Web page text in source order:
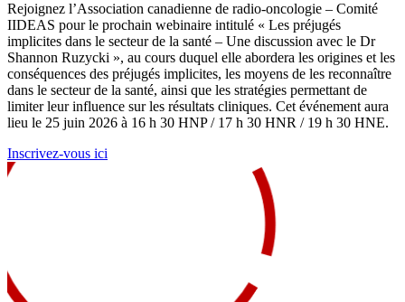
Rejoignez l’Association canadienne de radio-oncologie – Comité
IIDEAS pour le prochain webinaire intitulé « Les préjugés
implicites dans le secteur de la santé – Une discussion avec le Dr
Shannon Ruzycki », au cours duquel elle abordera les origines et les
conséquences des préjugés implicites, les moyens de les reconnaître
dans le secteur de la santé, ainsi que les stratégies permettant de
limiter leur influence sur les résultats cliniques. Cet événement aura
lieu le 25 juin 2026 à 16 h 30 HNP / 17 h 30 HNR / 19 h 30 HNE.
Inscrivez-vous ici